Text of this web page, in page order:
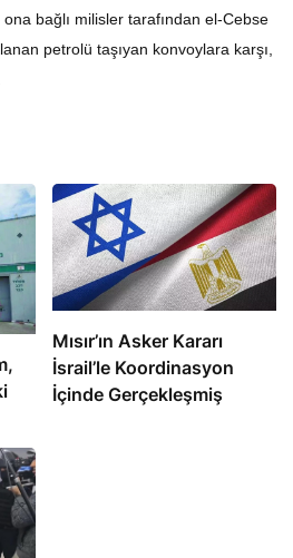
bağlı milisler tarafından el-Cebse
petrolü taşıyan konvoylara karşı,
Mısır’ın Asker Kararı
İsrail’le Koordinasyon
İçinde Gerçekleşmiş